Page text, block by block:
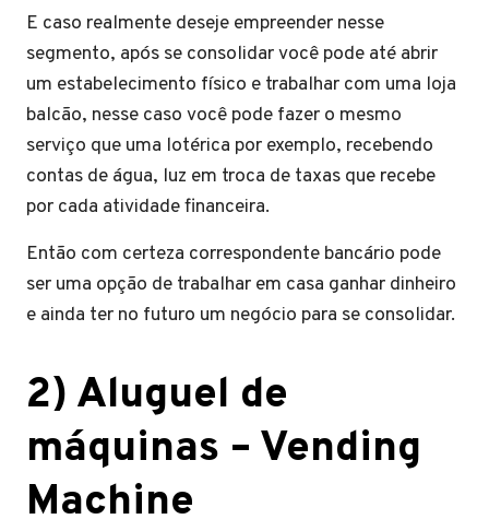
E caso realmente deseje empreender nesse
segmento, após se consolidar você pode até abrir
um estabelecimento físico e trabalhar com uma loja
balcão, nesse caso você pode fazer o mesmo
serviço que uma lotérica por exemplo, recebendo
contas de água, luz em troca de taxas que recebe
por cada atividade financeira.
Então com certeza correspondente bancário pode
ser uma opção de trabalhar em casa ganhar dinheiro
e ainda ter no futuro um negócio para se consolidar.
2) Aluguel de
máquinas – Vending
Machine